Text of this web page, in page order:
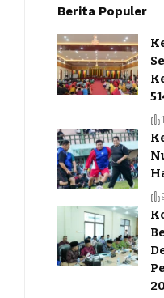
Berita Populer